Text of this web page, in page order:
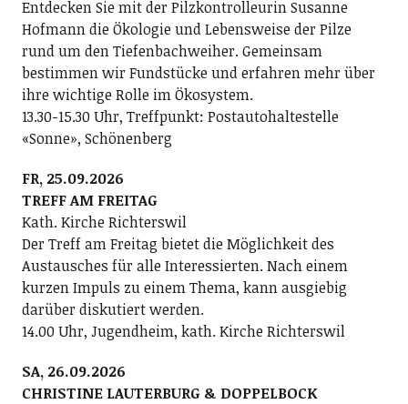
Entdecken Sie mit der Pilzkontrolleurin Susanne
Hofmann die Ökologie und Lebensweise der Pilze
rund um den Tiefenbachweiher. Gemeinsam
bestimmen wir Fundstücke und erfahren mehr über
ihre wichtige Rolle im Ökosystem.
13.30-15.30 Uhr, Treffpunkt: Postautohaltestelle
«Sonne», Schönenberg
FR, 25.09.2026
TREFF AM FREITAG
Kath. Kirche Richterswil
Der Treff am Freitag bietet die Möglichkeit des
Austausches für alle Interessierten. Nach einem
kurzen Impuls zu einem Thema, kann ausgiebig
darüber diskutiert werden.
14.00 Uhr, Jugendheim, kath. Kirche Richterswil
SA, 26.09.2026
CHRISTINE LAUTERBURG & DOPPELBOCK